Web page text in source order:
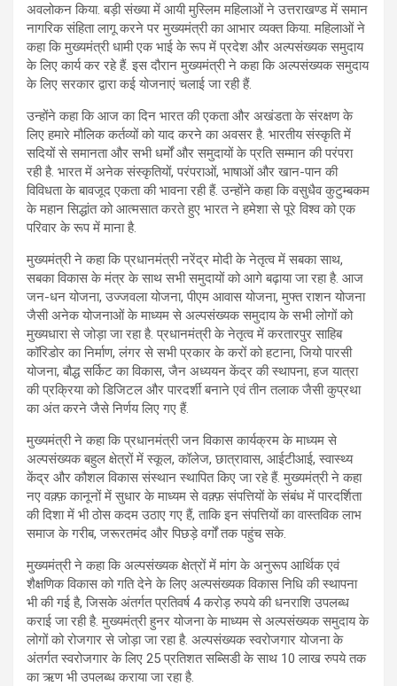
अवलोकन किया. बड़ी संख्या में आयी मुस्लिम महिलाओं ने उत्तराखण्ड में समान
नागरिक संहिता लागू करने पर मुख्यमंत्री का आभार व्यक्त किया. महिलाओं ने
कहा कि मुख्यमंत्री धामी एक भाई के रूप में प्रदेश और अल्पसंख्यक समुदाय
के लिए कार्य कर रहे हैं. इस दौरान मुख्यमंत्री ने कहा कि अल्पसंख्यक समुदाय
के लिए सरकार द्वारा कई योजनाएं चलाई जा रही हैं.
उन्होंने कहा कि आज का दिन भारत की एकता और अखंडता के संरक्षण के
लिए हमारे मौलिक कर्तव्यों को याद करने का अवसर है. भारतीय संस्कृति में
सदियों से समानता और सभी धर्मों और समुदायों के प्रति सम्मान की परंपरा
रही है. भारत में अनेक संस्कृतियों, परंपराओं, भाषाओं और खान-पान की
विविधता के बावजूद एकता की भावना रही हैं. उन्होंने कहा कि वसुधैव कुटुम्बकम
के महान सिद्धांत को आत्मसात करते हुए भारत ने हमेशा से पूरे विश्व को एक
परिवार के रूप में माना है.
मुख्यमंत्री ने कहा कि प्रधानमंत्री नरेंद्र मोदी के नेतृत्व में सबका साथ,
सबका विकास के मंत्र के साथ सभी समुदायों को आगे बढ़ाया जा रहा है. आज
जन-धन योजना, उज्जवला योजना, पीएम आवास योजना, मुफ्त राशन योजना
जैसी अनेक योजनाओं के माध्यम से अल्पसंख्यक समुदाय के सभी लोगों को
मुख्यधारा से जोड़ा जा रहा है. प्रधानमंत्री के नेतृत्व में करतारपुर साहिब
कॉरिडोर का निर्माण, लंगर से सभी प्रकार के करों को हटाना, जियो पारसी
योजना, बौद्ध सर्किट का विकास, जैन अध्ययन केंद्र की स्थापना, हज यात्रा
की प्रक्रिया को डिजिटल और पारदर्शी बनाने एवं तीन तलाक जैसी कुप्रथा
का अंत करने जैसे निर्णय लिए गए हैं.
मुख्यमंत्री ने कहा कि प्रधानमंत्री जन विकास कार्यक्रम के माध्यम से
अल्पसंख्यक बहुल क्षेत्रों में स्कूल, कॉलेज, छात्रावास, आईटीआई, स्वास्थ्य
केंद्र और कौशल विकास संस्थान स्थापित किए जा रहे हैं. मुख्यमंत्री ने कहा
नए वक़्फ़ कानूनों में सुधार के माध्यम से वक़्फ़ संपत्तियों के संबंध में पारदर्शिता
की दिशा में भी ठोस कदम उठाए गए हैं, ताकि इन संपत्तियों का वास्तविक लाभ
समाज के गरीब, जरूरतमंद और पिछड़े वर्गों तक पहुंच सके.
मुख्यमंत्री ने कहा कि अल्पसंख्यक क्षेत्रों में मांग के अनुरूप आर्थिक एवं
शैक्षणिक विकास को गति देने के लिए अल्पसंख्यक विकास निधि की स्थापना
भी की गई है, जिसके अंतर्गत प्रतिवर्ष 4 करोड़ रुपये की धनराशि उपलब्ध
कराई जा रही है. मुख्यमंत्री हुनर योजना के माध्यम से अल्पसंख्यक समुदाय के
लोगों को रोजगार से जोड़ा जा रहा है. अल्पसंख्यक स्वरोजगार योजना के
अंतर्गत स्वरोजगार के लिए 25 प्रतिशत सब्सिडी के साथ 10 लाख रुपये तक
का ऋण भी उपलब्ध कराया जा रहा है.